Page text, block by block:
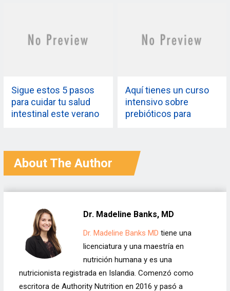
Sigue estos 5 pasos
para cuidar tu salud
intestinal este verano
Aquí tienes un curso
intensivo sobre
prebióticos para
About The Author
Dr. Madeline Banks, MD
Dr. Madeline Banks MD tiene una
licenciatura y una maestría en
nutrición humana y es una
nutricionista registrada en Islandia. Comenzó como
escritora de Authority Nutrition en 2016 y pasó a